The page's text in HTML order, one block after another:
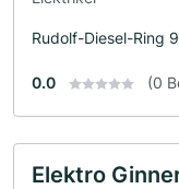
Rudolf-Diesel-Ring
0.0 (0
Elektro